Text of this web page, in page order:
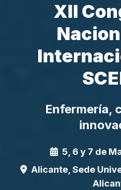
XII
Enfermería,
5, 6 y 7 de
Alicante, Sede